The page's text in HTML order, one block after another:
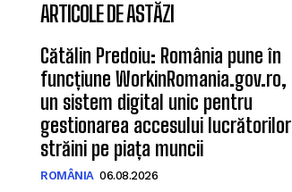
ARTICOLE DE ASTĂZI
Cătălin Predoiu: România pune în
funcțiune WorkinRomania.gov.ro,
un sistem digital unic pentru
gestionarea accesului lucrătorilor
străini pe piața muncii
ROMÂNIA 06.08.2026